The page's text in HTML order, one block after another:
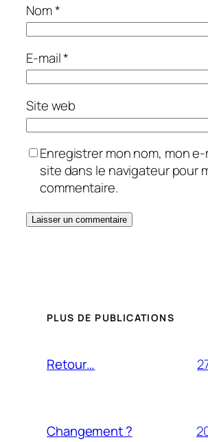
Nom*
E-mail*
Site web
Enregistrer mon nom, mon
site dans le navigateur pour
commentaire.
PLUS DE PUBLICATIONS
Retour…
Changement ?